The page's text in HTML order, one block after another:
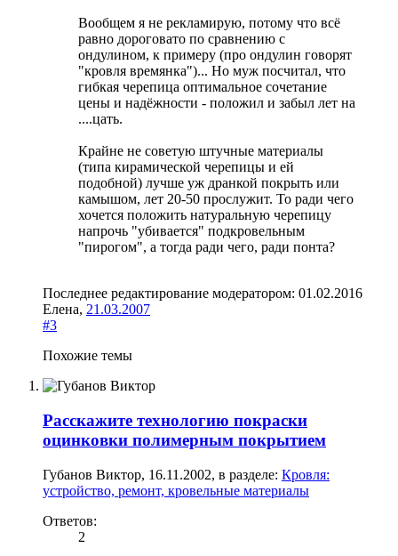
Вообщем я не рекламирую, потому что всё
равно дороговато по сравнению с
ондулином, к примеру (про ондулин говорят
"кровля времянка")... Но муж посчитал, что
гибкая черепица оптимальное сочетание
цены и надёжности - положил и забыл лет на
....цать.
Крайне не советую штучные материалы
(типа кирамической черепицы и ей
подобной) лучше уж дранкой покрыть или
камышом, лет 20-50 прослужит. То ради чего
хочется положить натуральную черепицу
напрочь "убивается" подкровельным
"пирогом", а тогда ради чего, ради понта?
Последнее редактирование модератором: 01.02.2016
Елена, 21.03.2007
#3
Похожие темы
Расскажите технологию покраски
оцинковки полимерным покрытием
Губанов Виктор, 16.11.2002, в разделе: Кровля:
устройство, ремонт, кровельные материалы
Ответов:
2